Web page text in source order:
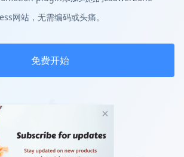
网站，无需编码或头痛。
免费开始